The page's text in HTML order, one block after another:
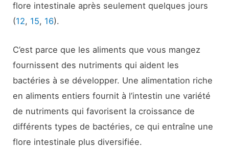
flore intestinale après seulement quelques jours
(12, 15, 16).
C’est parce que les aliments que vous mangez
fournissent des nutriments qui aident les
bactéries à se développer. Une alimentation riche
en aliments entiers fournit à l’intestin une variété
de nutriments qui favorisent la croissance de
différents types de bactéries, ce qui entraîne une
flore intestinale plus diversifiée.